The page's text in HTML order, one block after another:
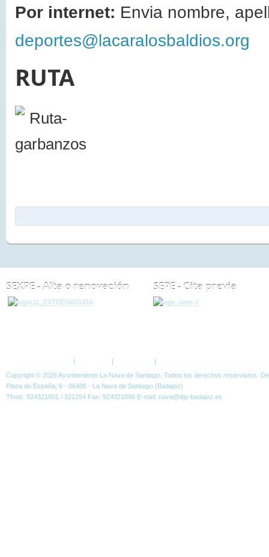
Por internet: Envia nombre,
deportes@lacaralosbaldios.org
RUTA
SEXPE - Alta o renovación SEPE - Cita previa
| | |
Copyright © 2026 Ayuntamiento La Nava de Santiago. Todos los derechos reservados.
Plaza de España, 6 - 06486 - La Nava de Santiago (Badajoz)
Tfnos: 924321001 / 321254 Fax: 924321096 E-mail: nava@dip-badajoz.es